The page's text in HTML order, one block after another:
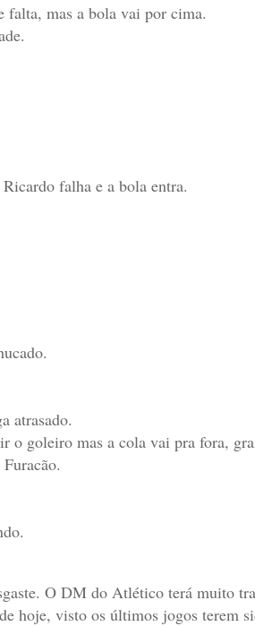
falta, mas a bola vai por cima.
falha e a bola entra.
atrasado.
o goleiro mas a cola vai pra fora,
O DM do Atlético terá muito
hoje, visto os últimos jogos terem